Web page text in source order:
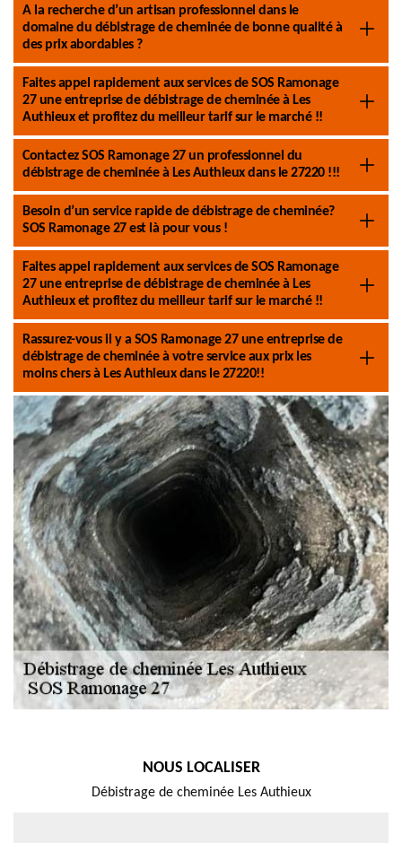
A la recherche d’un artisan professionnel dans le
domaine du débistrage de cheminée de bonne qualité à
des prix abordables ?
Faites appel rapidement aux services de SOS Ramonage
27 une entreprise de débistrage de cheminée à Les
Authieux et profitez du meilleur tarif sur le marché !!
Contactez SOS Ramonage 27 un professionnel du
débistrage de cheminée à Les Authieux dans le 27220 !!!
Besoin d’un service rapide de débistrage de cheminée?
SOS Ramonage 27 est là pour vous !
Faites appel rapidement aux services de SOS Ramonage
27 une entreprise de débistrage de cheminée à Les
Authieux et profitez du meilleur tarif sur le marché !!
Rassurez-vous il y a SOS Ramonage 27 une entreprise de
débistrage de cheminée à votre service aux prix les
moins chers à Les Authieux dans le 27220!!
NOUS LOCALISER
Débistrage de cheminée Les Authieux